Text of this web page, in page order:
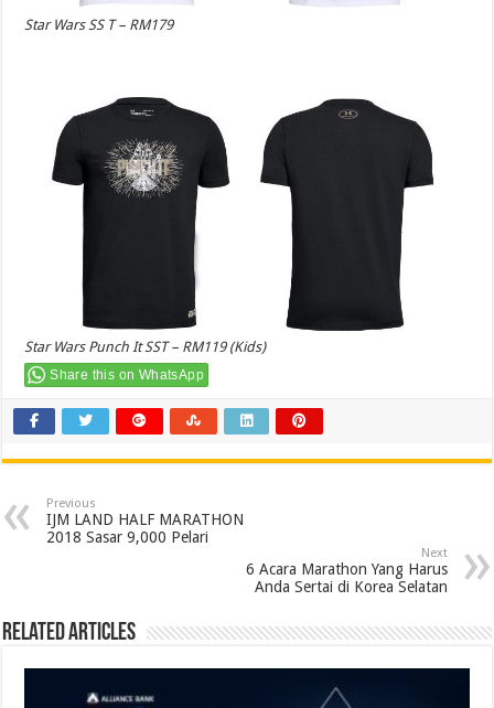
Star Wars SS T – RM179
Star Wars Punch It SST – RM119 (Kids)
Share this on WhatsApp
Previous
IJM LAND HALF MARATHON
2018 Sasar 9,000 Pelari
Next
6 Acara Marathon Yang Harus
Anda Sertai di Korea Selatan
Related Articles